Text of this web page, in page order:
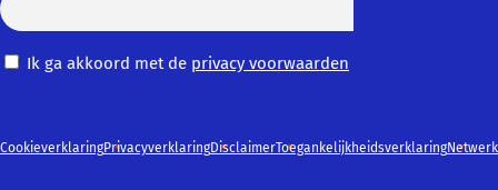
PrivacyIk ga akkoord met de privacy voorwaarden
CookieverklaringPrivacyverklaringDisclaimerToegankelijkheidsverklaringNetwerk